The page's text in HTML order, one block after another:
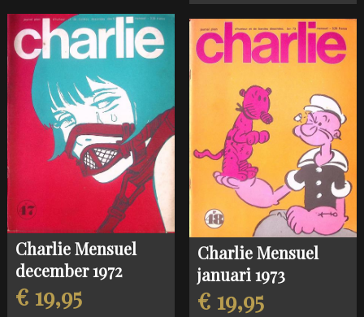
Charlie Mensuel
december 1972
€ 19,95
Charlie Mensuel
januari 1973
€ 19,95